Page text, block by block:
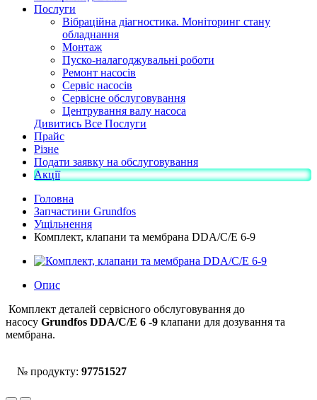
Послуги
Вібраційна діагностика. Моніторинг стану
обладнання
Монтаж
Пуско-налагоджувальні роботи
Ремонт насосів
Сервіс насосів
Сервісне обслуговування
Центрування валу насоса
Дивитись Все Послуги
Прайс
Різне
Подати заявку на обслуговування
Акції
Головна
Запчастини Grundfos
Ущільнення
Комплект, клапани та мембрана DDA/C/E 6-9
Опис
Комплект деталей сервісного обслуговування до
насосу Grundfos DDA/C/E 6 -9 клапани для дозування та
мембрана.
№ продукту: 97751527